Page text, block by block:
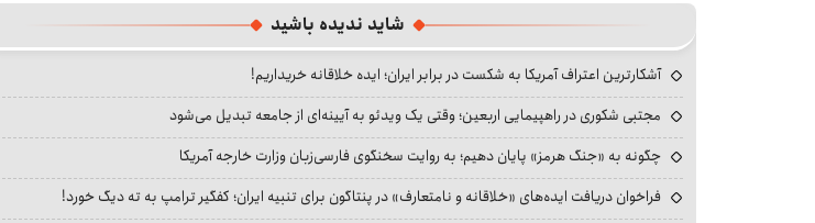
شاید ندیده باشید
آشکارترین اعتراف آمریکا به شکست در برابر ایران؛ ایده خلاقانه خریداریم!
مجتبی شکوری در راهپیمایی اربعین؛ وقتی یک ویدئو به آیینه‌ای از جامعه تبدیل می‌شود
چگونه به «جنگ هرمز» پایان دهیم؛ به روایت سخنگوی فارسی‌زبان وزارت خارجه آمریکا
فراخوان دریافت ایده‌های «خلاقانه و نامتعارف» در پنتاگون برای تنبیه ایران؛ کفگیر ترامپ به ته دیگ خورد!